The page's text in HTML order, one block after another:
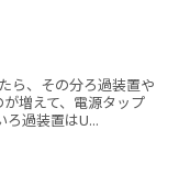
ら、その分ろ過装置や
増えて、電源タップ
ろ過装置はU...